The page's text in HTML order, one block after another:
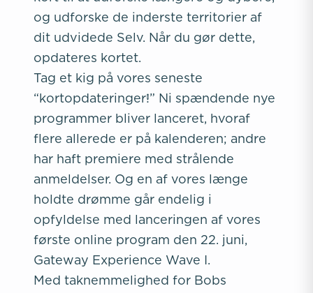
og udforske de inderste territorier af
dit udvidede Selv. Når du gør dette,
opdateres kortet.
Tag et kig på vores seneste
“kortopdateringer!” Ni spændende nye
programmer bliver lanceret, hvoraf
flere allerede er på kalenderen; andre
har haft premiere med strålende
anmeldelser. Og en af vores længe
holdte drømme går endelig i
opfyldelse med lanceringen af vores
første online program den 22. juni,
Gateway Experience Wave I.
Med taknemmelighed for Bobs